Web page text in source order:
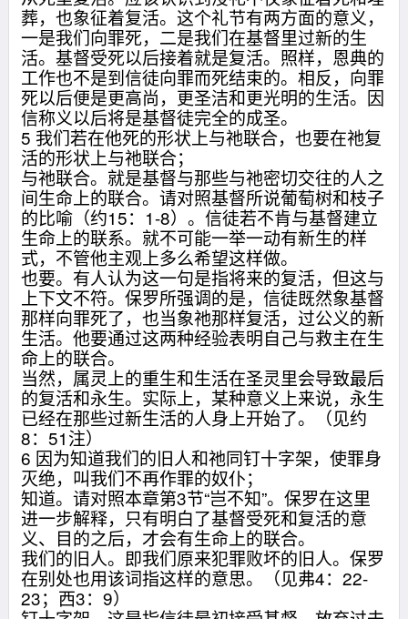
葬，也象征着复活。这个礼节有两方面的意义，
一是我们向罪死，二是我们在基督里过新的生
活。基督受死以后接着就是复活。照样，恩典的
工作也不是到信徒向罪而死结束的。相反，向罪
死以后便是更高尚，更圣洁和更光明的生活。因
信称义以后将是基督徒完全的成圣。
5 我们若在他死的形状上与祂联合，也要在祂复
活的形状上与祂联合；
与祂联合。就是基督与那些与祂密切交往的人之
间生命上的联合。请对照基督所说葡萄树和枝子
的比喻（约15：1-8）。信徒若不肯与基督建立
生命上的联系。就不可能一举一动有新生的样
式，不管他主观上多么希望这样做。
也要。有人认为这一句是指将来的复活，但这与
上下文不符。保罗所强调的是，信徒既然象基督
那样向罪死了，也当象祂那样复活，过公义的新
生活。他要通过这两种经验表明自己与救主在生
命上的联合。
当然，属灵上的重生和生活在圣灵里会导致最后
的复活和永生。实际上，某种意义上来说，永生
已经在那些过新生活的人身上开始了。（见约
8：51注）
6 因为知道我们的旧人和祂同钉十字架，使罪身
灭绝，叫我们不再作罪的奴仆；
知道。请对照本章第3节“岂不知”。保罗在这里
进一步解释，只有明白了基督受死和复活的意
义、目的之后，才会有生命上的联合。
我们的旧人。即我们原来犯罪败坏的旧人。保罗
在别处也用该词指这样的意思。（见弗4：22-
23；西3：9）